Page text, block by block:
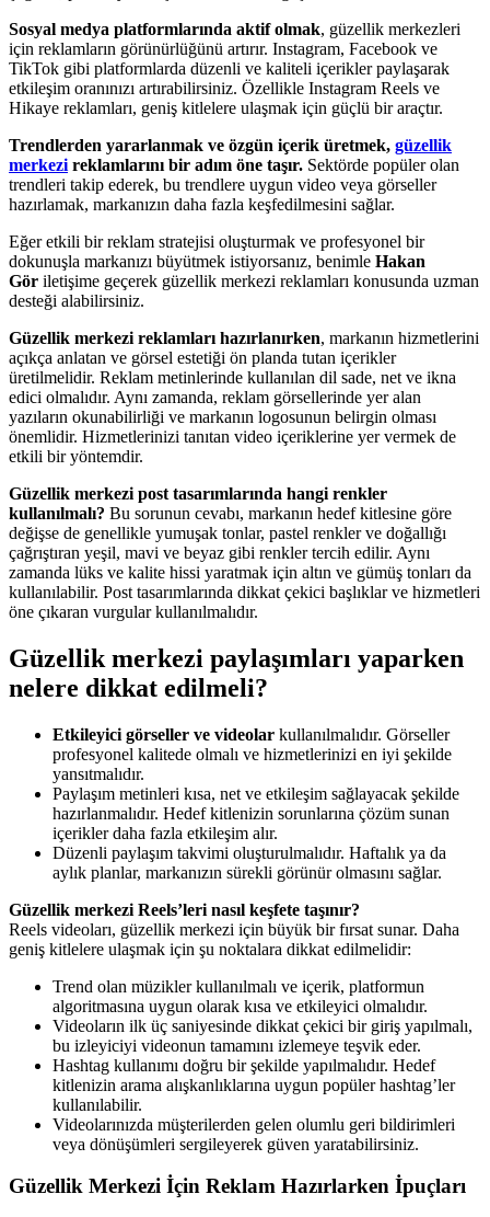
Sosyal medya platformlarında aktif olmak, güzellik merkezleri
için reklamların görünürlüğünü artırır. Instagram, Facebook ve
TikTok gibi platformlarda düzenli ve kaliteli içerikler paylaşarak
etkileşim oranınızı artırabilirsiniz. Özellikle Instagram Reels ve
Hikaye reklamları, geniş kitlelere ulaşmak için güçlü bir araçtır.
Trendlerden yararlanmak ve özgün içerik üretmek, güzellik
merkezi reklamlarını bir adım öne taşır. Sektörde popüler olan
trendleri takip ederek, bu trendlere uygun video veya görseller
hazırlamak, markanızın daha fazla keşfedilmesini sağlar.
Eğer etkili bir reklam stratejisi oluşturmak ve profesyonel bir
dokunuşla markanızı büyütmek istiyorsanız, benimle Hakan
Gör iletişime geçerek güzellik merkezi reklamları konusunda uzman
desteği alabilirsiniz.
Güzellik merkezi reklamları hazırlanırken, markanın hizmetlerini
açıkça anlatan ve görsel estetiği ön planda tutan içerikler
üretilmelidir. Reklam metinlerinde kullanılan dil sade, net ve ikna
edici olmalıdır. Aynı zamanda, reklam görsellerinde yer alan
yazıların okunabilirliği ve markanın logosunun belirgin olması
önemlidir. Hizmetlerinizi tanıtan video içeriklerine yer vermek de
etkili bir yöntemdir.
Güzellik merkezi post tasarımlarında hangi renkler
kullanılmalı? Bu sorunun cevabı, markanın hedef kitlesine göre
değişse de genellikle yumuşak tonlar, pastel renkler ve doğallığı
çağrıştıran yeşil, mavi ve beyaz gibi renkler tercih edilir. Aynı
zamanda lüks ve kalite hissi yaratmak için altın ve gümüş tonları da
kullanılabilir. Post tasarımlarında dikkat çekici başlıklar ve hizmetleri
öne çıkaran vurgular kullanılmalıdır.
Güzellik merkezi paylaşımları yaparken
nelere dikkat edilmeli?
Etkileyici görseller ve videolar kullanılmalıdır. Görseller
profesyonel kalitede olmalı ve hizmetlerinizi en iyi şekilde
yansıtmalıdır.
Paylaşım metinleri kısa, net ve etkileşim sağlayacak şekilde
hazırlanmalıdır. Hedef kitlenizin sorunlarına çözüm sunan
içerikler daha fazla etkileşim alır.
Düzenli paylaşım takvimi oluşturulmalıdır. Haftalık ya da
aylık planlar, markanızın sürekli görünür olmasını sağlar.
Güzellik merkezi Reels’leri nasıl keşfete taşınır?
Reels videoları, güzellik merkezi için büyük bir fırsat sunar. Daha
geniş kitlelere ulaşmak için şu noktalara dikkat edilmelidir:
Trend olan müzikler kullanılmalı ve içerik, platformun
algoritmasına uygun olarak kısa ve etkileyici olmalıdır.
Videoların ilk üç saniyesinde dikkat çekici bir giriş yapılmalı,
bu izleyiciyi videonun tamamını izlemeye teşvik eder.
Hashtag kullanımı doğru bir şekilde yapılmalıdır. Hedef
kitlenizin arama alışkanlıklarına uygun popüler hashtag’ler
kullanılabilir.
Videolarınızda müşterilerden gelen olumlu geri bildirimleri
veya dönüşümleri sergileyerek güven yaratabilirsiniz.
Güzellik Merkezi İçin Reklam Hazırlarken İpuçları